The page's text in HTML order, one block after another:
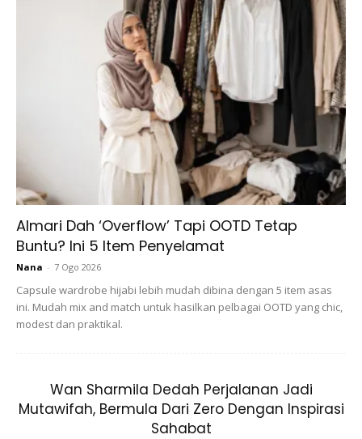
Giorgio Armani Beauty Luminous Silk Foundation
Sekiranya wang bukan ukuran, ini adalah asas terbaik yang
boleh anda beli. Halus, menyatu dengan mulus ke kulit tanpa
ramai yang berpendapatan untuk sesuatu yang berharga
pada kulit anda dengan penjagaan kulit semula jadi.
Walaupun biasa digunakan oleh artis solekan untuk
Almari Dah ‘Overflow’ Tapi OOTD Tetap
Buntu? Ini 5 Item Penyelamat
Nana - 7 Ogo 2026
Capsule wardrobe hijabi lebih mudah dibina dengan 5 item asas
ini. Mudah mix and match untuk hasilkan pelbagai OOTD yang chic,
modest dan praktikal.
Wan Sharmila Dedah Perjalanan Jadi
Mutawifah, Bermula Dari Zero Dengan Inspirasi
Sahabat